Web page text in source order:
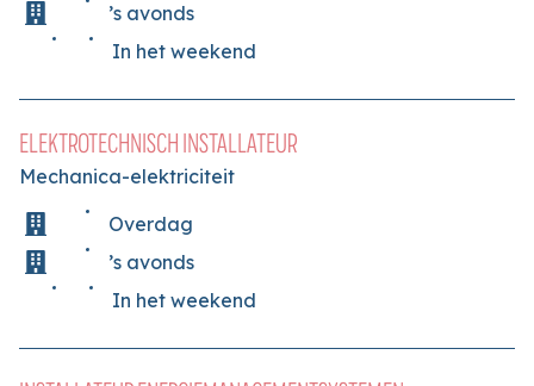
’s avonds
In het weekend
ELEKTROTECHNISCH INSTALLATEUR
Mechanica-elektriciteit
Overdag
’s avonds
In het weekend